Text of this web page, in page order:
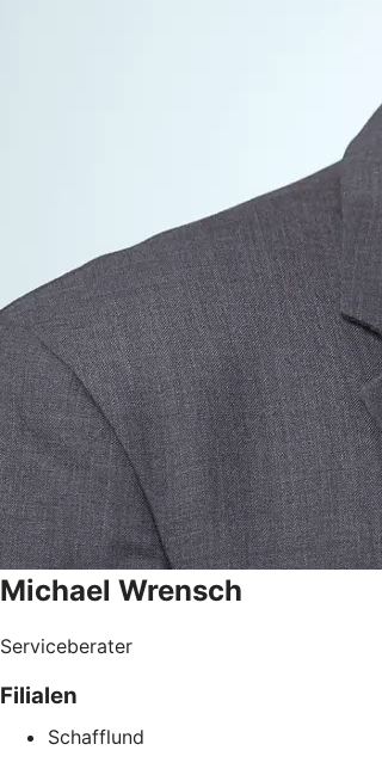
Michael Wrensch
Serviceberater
Filialen
Schafflund